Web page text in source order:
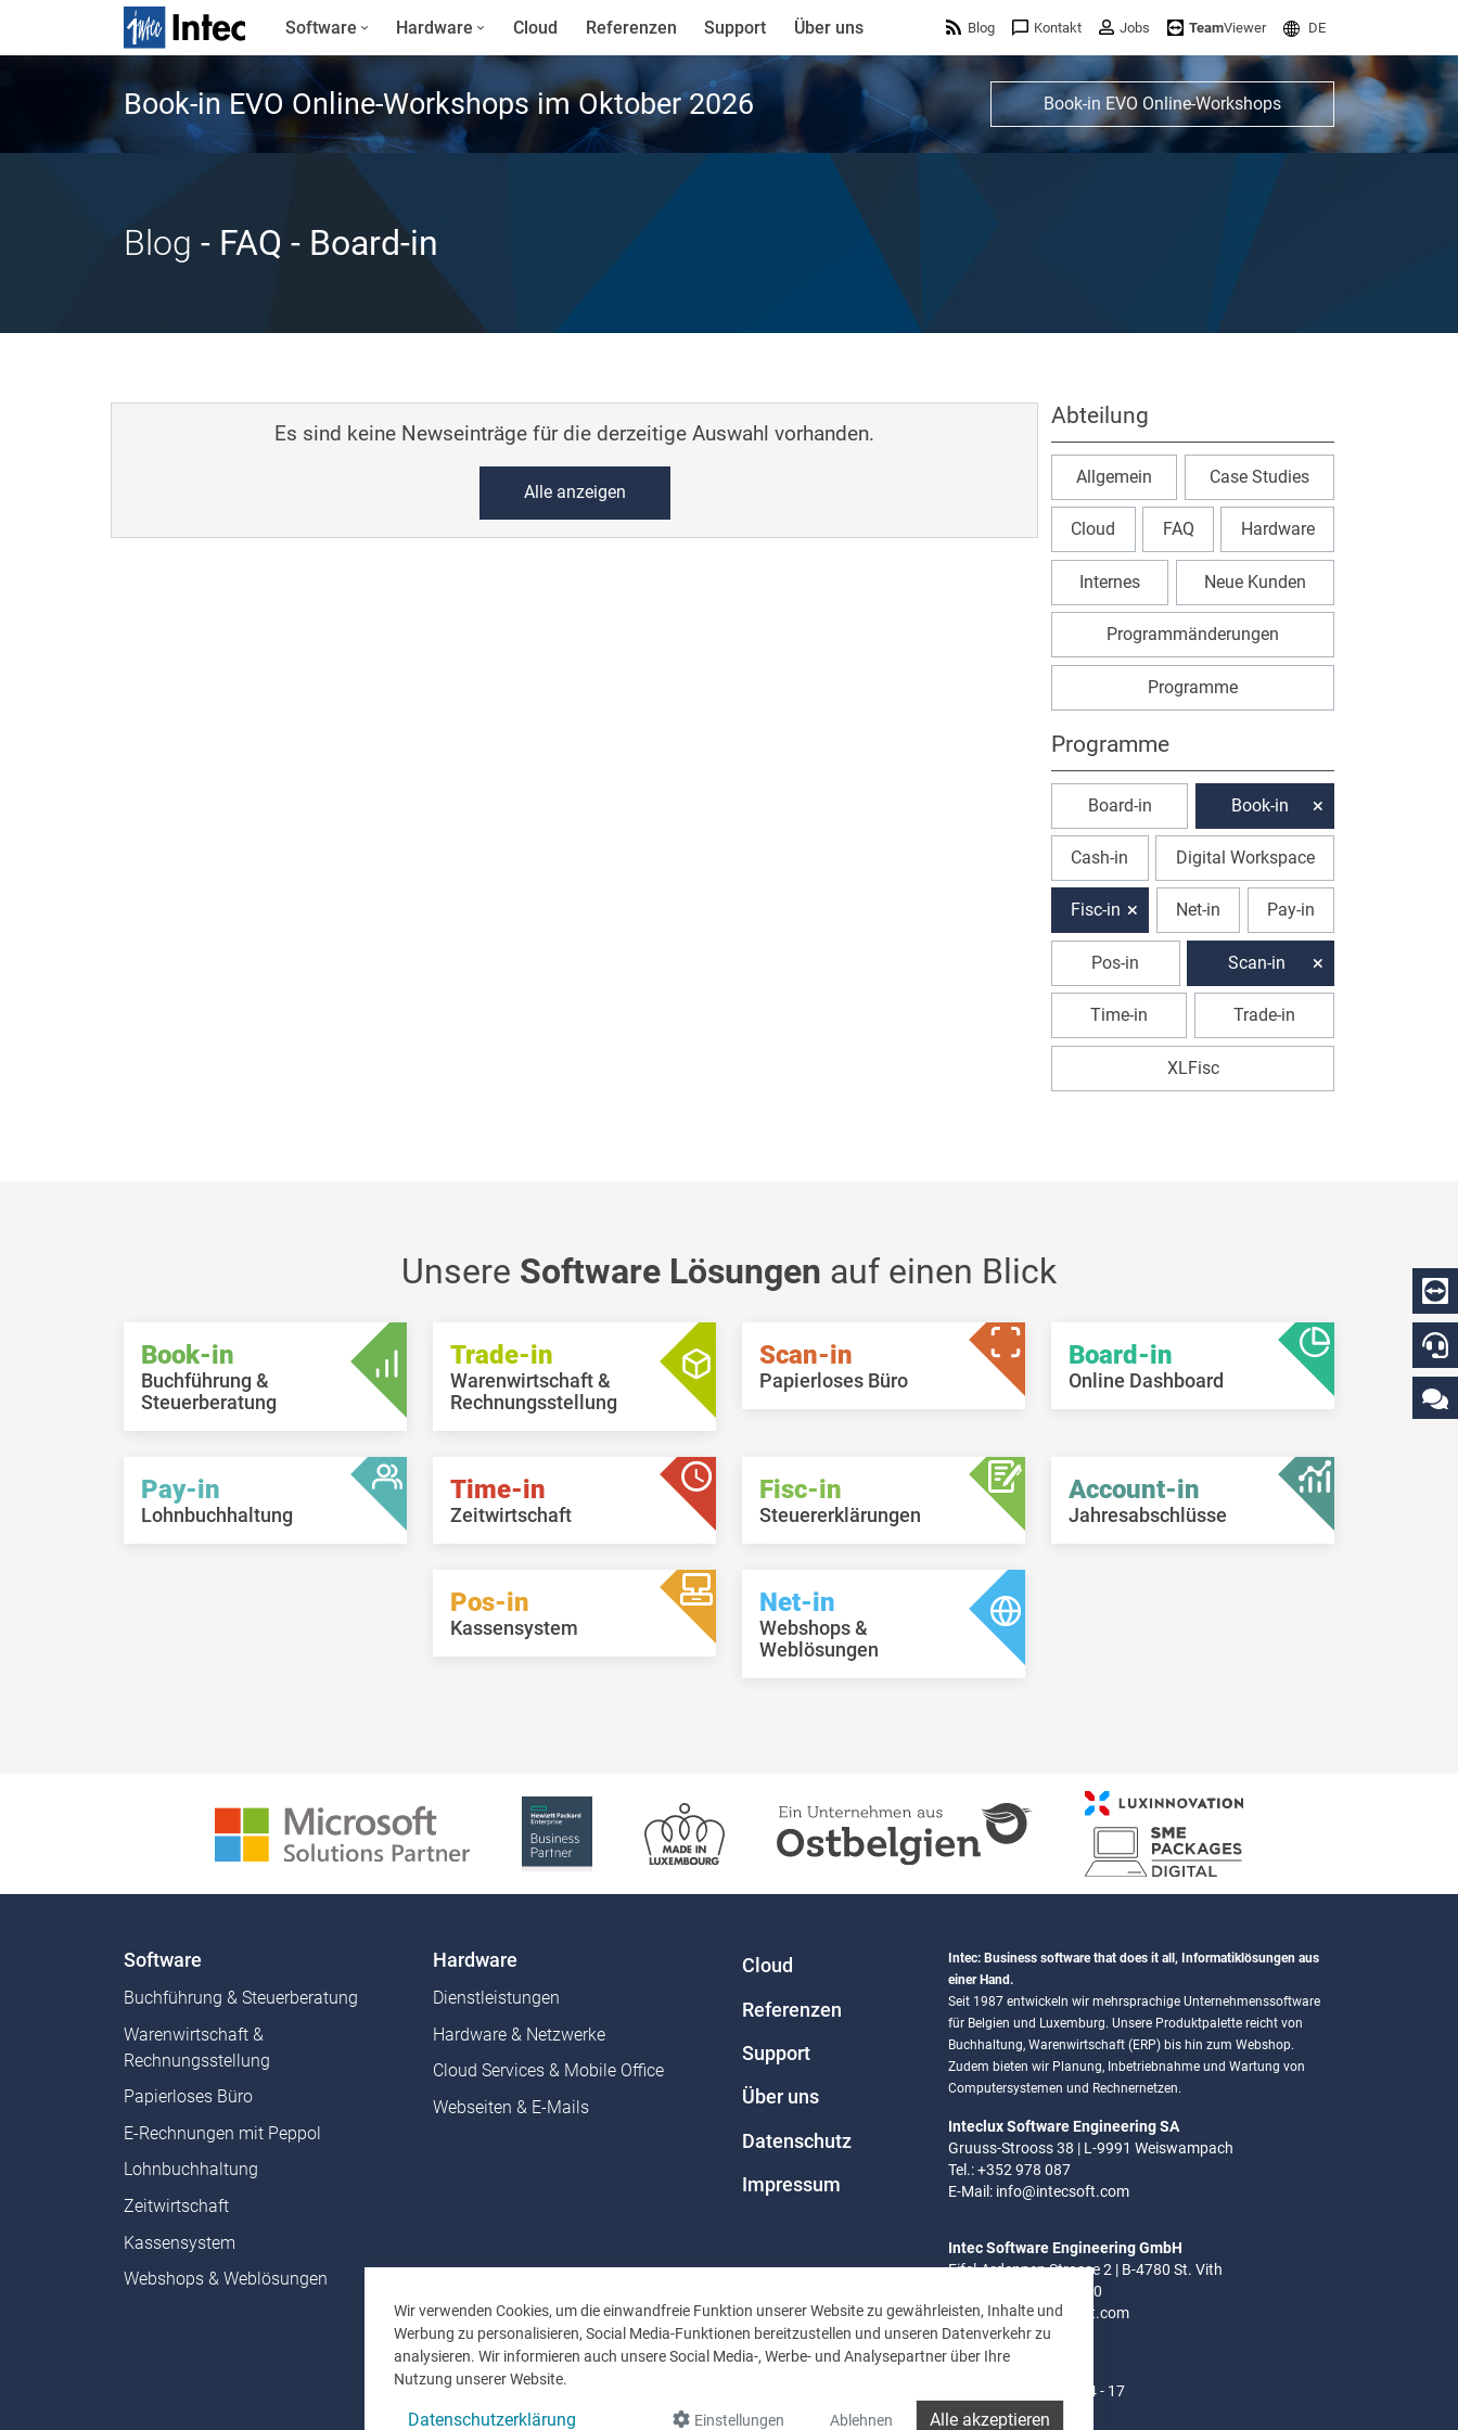
Wir verwenden Cookies, um die einwandfreie Funktion unserer Website zu gewährleisten, Inhalte und
Werbung zu personalisieren, Social Media-Funktionen bereitzustellen und unseren Datenverkehr zu
analysieren. Wir informieren auch unsere Social Media-, Werbe- und Analysepartner über Ihre
Nutzung unserer Website.
Datenschutzerklärung Einstellungen Ablehnen Alle akzeptieren
Software Hardware Cloud Referenzen Support Über uns Blog Kontakt Jobs TeamViewer DE
Book-in EVO Online-Workshops im Oktober 2026 Book-in EVO Online-Workshops
Blog - FAQ - Board-in
Es sind keine Newseinträge für die derzeitige Auswahl vorhanden.
Alle anzeigen
Abteilung
Allgemein Case Studies
Cloud FAQ Hardware
Internes Neue Kunden
Programmänderungen
Programme
Programme
Board-in Book-in
Cash-in Digital Workspace
Fisc-in Net-in Pay-in
Pos-in Scan-in
Time-in Trade-in
XLFisc
Unsere Software Lösungen auf einen Blick
Book-in
Buchführung &
Steuerberatung
Trade-in
Warenwirtschaft &
Rechnungsstellung
Scan-in
Papierloses Büro
Board-in
Online Dashboard
Pay-in
Lohnbuchhaltung
Time-in
Zeitwirtschaft
Fisc-in
Steuererklärungen
Account-in
Jahresabschlüsse
Pos-in
Kassensystem
Net-in
Webshops &
Weblösungen
Software
Buchführung & Steuerberatung
Warenwirtschaft &
Rechnungsstellung
Papierloses Büro
E-Rechnungen mit Peppol
Lohnbuchhaltung
Zeitwirtschaft
Kassensystem
Webshops & Weblösungen
Hardware
Dienstleistungen
Hardware & Netzwerke
Cloud Services & Mobile Office
Webseiten & E-Mails
Cloud
Referenzen
Support
Über uns
Datenschutz
Impressum
Intec: Business software that does it all, Informatiklösungen aus
einer Hand.
Seit 1987 entwickeln wir mehrsprachige Unternehmenssoftware
für Belgien und Luxemburg. Unsere Produktpalette reicht von
Buchhaltung, Warenwirtschaft (ERP) bis hin zum Webshop.
Zudem bieten wir Planung, Inbetriebnahme und Wartung von
Computersystemen und Rechnernetzen.
Inteclux Software Engineering SA
Gruuss-Strooss 38 | L-9991 Weiswampach
Tel.: +352 978 087
E-Mail: info@intecsoft.com
Intec Software Engineering GmbH
Eifel-Ardennen Strasse 2 | B-4780 St. Vith
Tel.: +32 (0)80 280 080
E-Mail:info@intecsoft.com
Mo - Do: 8 - 12 Uhr | 14 - 17
Uhr